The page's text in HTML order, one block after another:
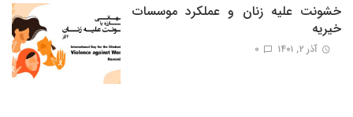
خشونت علیه زنان و عملکرد موسسات
خیریه
آذر ۲, ۱۴۰۱ 0